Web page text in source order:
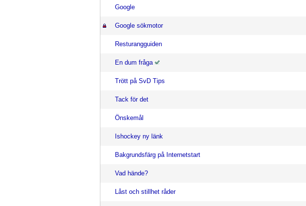
Google
Google sökmotor
Resturangguiden
En dum fråga
Trött på SvD Tips
Tack för det
Önskemål
Ishockey ny länk
Bakgrundsfärg på Internetstart
Vad hände?
Låst och stillhet råder